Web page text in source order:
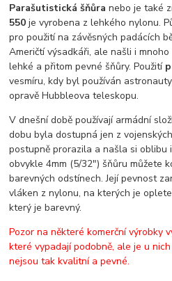
Parašutistická šňůra nebo je také
550 je vyrobena z lehkého nylonu.
pro použití na závěsných padácích
Američtí výsadkáři, ale našli i
lehké a přitom pevné šňůry. Použití
vesmíru, kdy byl používán
opravě Hubbleova teleskopu.
V dnešní době používají armádní
dobu byla dostupná jen z
postupně prorazila a našla si oblibu
obvykle 4mm (5/32") šňůru můžete
barevných odstínech. Její pevnost
vláken z nylonu, na kterých je
který je barevný.
Pozor na některé komerční výrobky
které vypadají podobně, ale je u
nejsou tak kvalitní a pevné.